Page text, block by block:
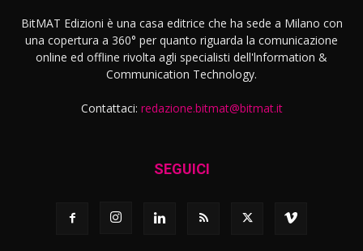
BitMAT Edizioni è una casa editrice che ha sede a Milano con
una copertura a 360° per quanto riguarda la comunicazione
online ed offline rivolta agli specialisti dell'lnformation &
Communication Technology.
Contattaci: redazione.bitmat@bitmat.it
SEGUICI